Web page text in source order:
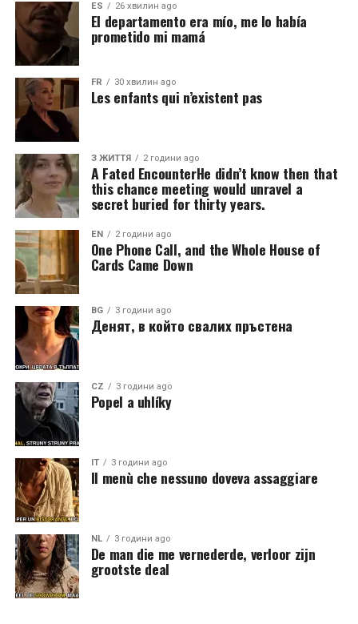
ES 26 хвилин ago
El departamento era mío, me lo había
prometido mi mamá
FR 30 хвилин ago
Les enfants qui n’existent pas
З ЖИТТЯ 2 години ago
A Fated EncounterHe didn’t know then that
this chance meeting would unravel a
secret buried for thirty years.
EN 2 години ago
One Phone Call, and the Whole House of
Cards Came Down
BG 3 години ago
Денят, в който свалих пръстена
CZ 3 години ago
Popel a uhlíky
IT 3 години ago
Il menù che nessuno doveva assaggiare
NL 3 години ago
De man die me vernederde, verloor zijn
grootste deal